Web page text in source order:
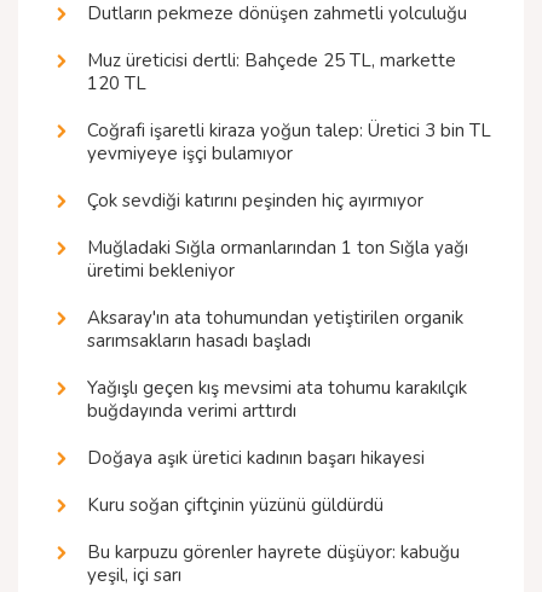
Dutların pekmeze dönüşen zahmetli yolculuğu
Muz üreticisi dertli: Bahçede 25 TL, markette
120 TL
Coğrafi işaretli kiraza yoğun talep: Üretici 3 bin TL
yevmiyeye işçi bulamıyor
Çok sevdiği katırını peşinden hiç ayırmıyor
Muğladaki Sığla ormanlarından 1 ton Sığla yağı
üretimi bekleniyor
Aksaray'ın ata tohumundan yetiştirilen organik
sarımsakların hasadı başladı
Yağışlı geçen kış mevsimi ata tohumu karakılçık
buğdayında verimi arttırdı
Doğaya aşık üretici kadının başarı hikayesi
Kuru soğan çiftçinin yüzünü güldürdü
Bu karpuzu görenler hayrete düşüyor: kabuğu
yeşil, içi sarı